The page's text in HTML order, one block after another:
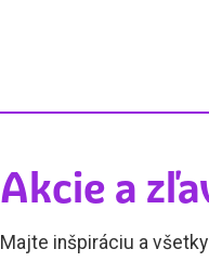
Akcie a
Majte inšpiráciu a